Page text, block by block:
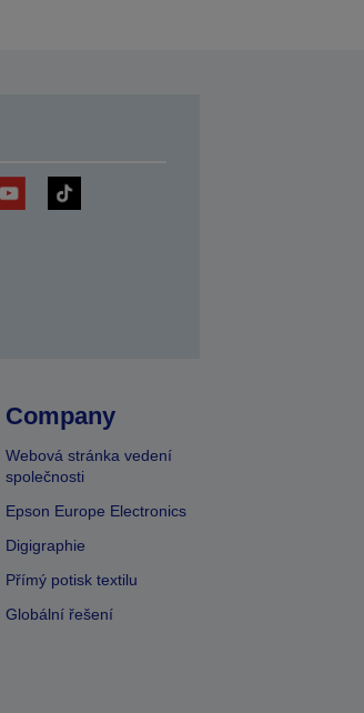
Company
Webová stránka vedení
společnosti
Epson Europe Electronics
Digigraphie
Přímý potisk textilu
Globální řešení